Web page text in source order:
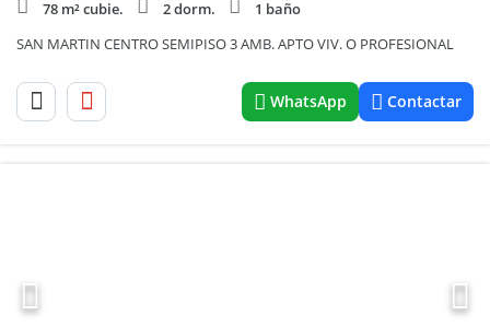
78 m² cubie.
2 dorm.
1 baño
SAN MARTIN CENTRO SEMIPISO 3 AMB. APTO VIV. O PROFESIONAL
WhatsApp Contactar